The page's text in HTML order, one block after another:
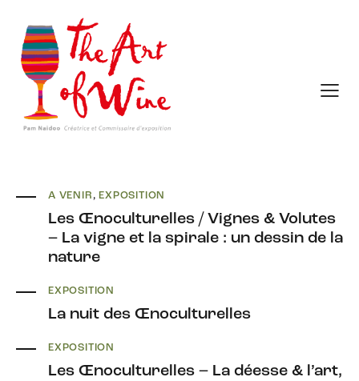
A VENIR , EXPOSITION
Les Œnoculturelles / Vignes & Volutes
– La vigne et la spirale : un dessin de la
nature
EXPOSITION
La nuit des Œnoculturelles
EXPOSITION
Les Œnoculturelles – La déesse & l’art,